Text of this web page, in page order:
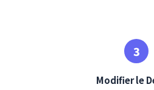
Modifier le